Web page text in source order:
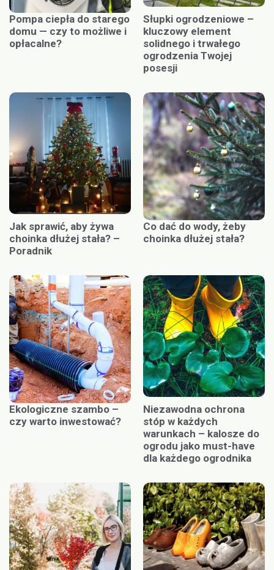
Pompa ciepła do starego
domu — czy to możliwe i
opłacalne?
Słupki ogrodzeniowe –
kluczowy element
solidnego i trwałego
ogrodzenia Twojej
posesji
Jak sprawić, aby żywa
choinka dłużej stała? –
Poradnik
Co dać do wody, żeby
choinka dłużej stała?
Ekologiczne szambo –
czy warto inwestować?
Niezawodna ochrona
stóp w każdych
warunkach – kalosze do
ogrodu jako must-have
dla każdego ogrodnika